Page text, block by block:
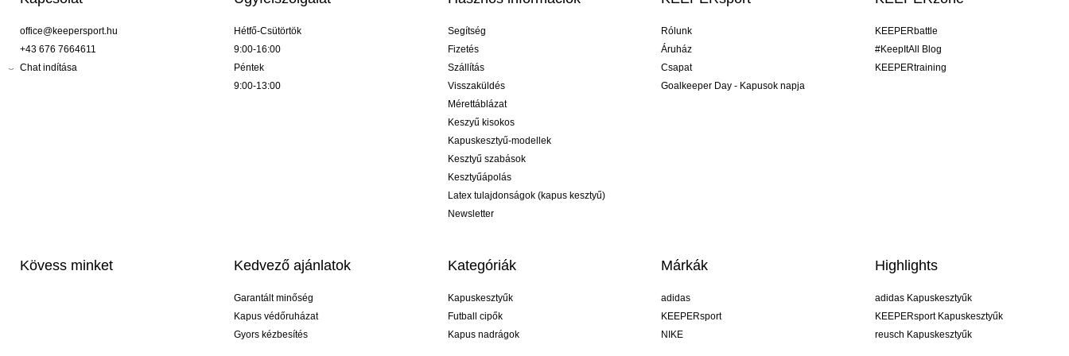
office@keepersport.hu
+43 676 7664611
Chat indítása
Hétfő-Csütörtök
9:00-16:00
Péntek
9:00-13:00
Segítség
Fizetés
Szállítás
Visszaküldés
Mérettáblázat
Keszyű kisokos
Kapuskesztyű-modellek
Kesztyű szabások
Kesztyűápolás
Latex tulajdonságok (kapus kesztyű)
Newsletter
Rólunk
Áruház
Csapat
Goalkeeper Day - Kapusok napja
KEEPERbattle
#KeepItAll Blog
KEEPERtraining
Kövess minket Kedvező ajánlatok
Garantált minőség
Kapus védőruházat
Gyors kézbesítés
Kategóriák
Kapuskesztyűk
Futball cipők
Kapus nadrágok
Márkák
adidas
KEEPERsport
NIKE
Highlights
adidas Kapuskesztyűk
KEEPERsport Kapuskesztyűk
reusch Kapuskesztyűk